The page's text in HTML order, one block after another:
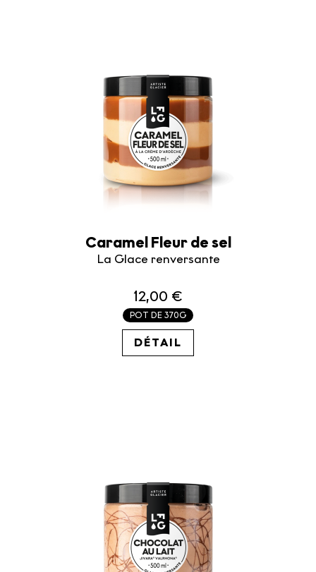
Caramel Fleur de sel
La Glace renversante
12,00 €
POT DE 370G
32.43€ / KG
DÉTAIL